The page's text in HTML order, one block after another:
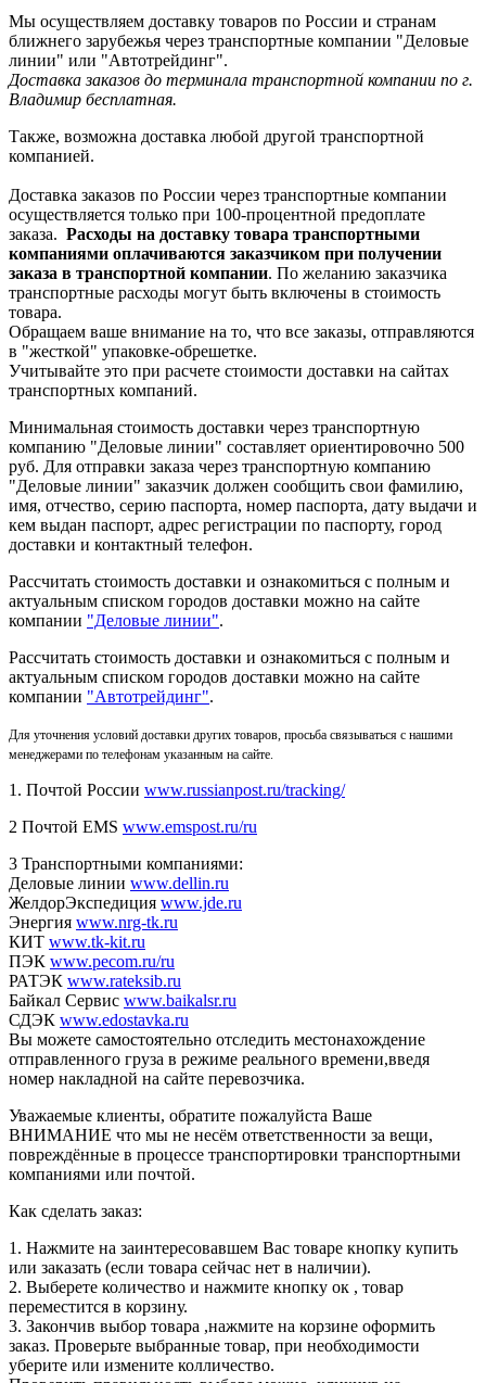
Мы осуществляем доставку товаров по России и странам
ближнего зарубежья через транспортные компании "Деловые
линии" или "Автотрейдинг".
Доставка заказов до терминала транспортной компании по г.
Владимир бесплатная.
Также, возможна доставка любой другой транспортной
компанией.
Доставка заказов по России через транспортные компании
осуществляется только при 100-процентной предоплате
заказа. Расходы на доставку товара транспортными
компаниями оплачиваются заказчиком при получении
заказа в транспортной компании. По желанию заказчика
транспортные расходы могут быть включены в стоимость
товара.
Обращаем ваше внимание на то, что все заказы, отправляются
в "жесткой" упаковке-обрешетке.
Учитывайте это при расчете стоимости доставки на сайтах
транспортных компаний.
Минимальная стоимость доставки через транспортную
компанию "Деловые линии" составляет ориентировочно 500
руб. Для отправки заказа через транспортную компанию
"Деловые линии" заказчик должен сообщить свои фамилию,
имя, отчество, серию паспорта, номер паспорта, дату выдачи и
кем выдан паспорт, адрес регистрации по паспорту, город
доставки и контактный телефон.
Рассчитать стоимость доставки и ознакомиться с полным и
актуальным списком городов доставки можно на сайте
компании "Деловые линии".
Рассчитать стоимость доставки и ознакомиться с полным и
актуальным списком городов доставки можно на сайте
компании "Автотрейдинг".
Для уточнения условий доставки других товаров, просьба связываться с нашими
менеджерами по телефонам указанным на сайте.
1. Почтой России www.russianpost.ru/tracking/
2 Почтой EMS www.emspost.ru/ru
3 Транспортными компаниями:
Деловые линии www.dellin.ru
ЖелдорЭкспедиция www.jde.ru
Энергия www.nrg-tk.ru
КИТ www.tk-kit.ru
ПЭК www.pecom.ru/ru
РАТЭК www.rateksib.ru
Байкал Сервис www.baikalsr.ru
СДЭК www.edostavka.ru
Вы можете самостоятельно отследить местонахождение
отправленного груза в режиме реального времени,введя
номер накладной на сайте перевозчика.
Уважаемые клиенты, обратите пожалуйста Ваше
ВНИМАНИЕ что мы не несём ответственности за вещи,
повреждённые в процессе транспортировки транспортными
компаниями или почтой.
Как сделать заказ:
1. Нажмите на заинтересовавшем Вас товаре кнопку купить
или заказать (если товара сейчас нет в наличии).
2. Выберете количество и нажмите кнопку ок , товар
переместится в корзину.
3. Закончив выбор товара ,нажмите на корзине оформить
заказ. Проверьте выбранные товар, при необходимости
уберите или измените колличество.